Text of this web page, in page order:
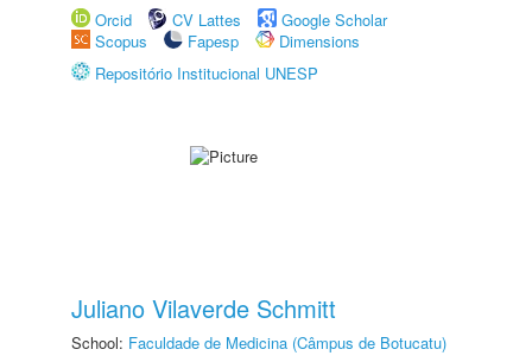
Orcid
CV Lattes
Google Scholar
Scopus
Fapesp
Dimensions
Repositório Institucional UNESP
Juliano Vilaverde Schmitt
School: Faculdade de Medicina (Câmpus de Botucatu)